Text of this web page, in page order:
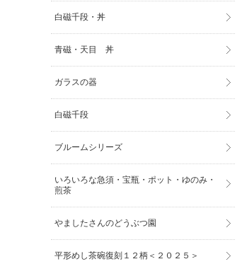
白磁千段・丼
青磁・天目 丼
ガラスの器
白磁千段
ブルームシリーズ
いろいろな急須・宝瓶・ポット・ゆのみ・
煎茶
やましたさんのどうぶつ園
平形めし茶碗復刻１２柄＜２０２５＞